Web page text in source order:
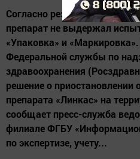
Согласно результатам
препарат не выдержал
«Упаковка» и
Федеральной службы по
здравоохранения
решение о приостановлении
препарата «Линкас» на
сообщает пресс-служба
филиале ФГБУ
по экспертизе, учету...